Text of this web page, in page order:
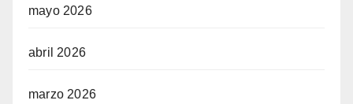
mayo 2026
abril 2026
marzo 2026